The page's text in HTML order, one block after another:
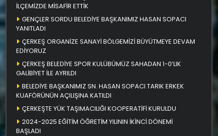
İLÇEMİZDE MİSAFİR ETTİK
GENÇLER SORDU BELEDİYE BAŞKANIMIZ HASAN SOPACI
YANITLADI
ÇERKEŞ ORGANİZE SANAYİ BÖLGEMİZİ BÜYÜTMEYE DEVAM
EDİYORUZ
ÇERKEŞ BELEDİYE SPOR KULÜBÜMÜZ SAHADAN 1-0’LIK
GALİBİYET İLE AYRILDI
BELEDİYE BAŞKANIMIZ SN. HASAN SOPACI TARIK ERKEK
KUAFÖRÜNÜN AÇILIŞINA KATILDI
ÇERKEŞTE YÜK TAŞIMACILIĞI KOOPERATİFİ KURULDU
2024-2025 EĞİTİM ÖĞRETİM YILININ İKİNCİ DÖNEMİ
BAŞLADI